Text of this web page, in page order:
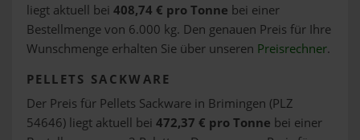
liegt aktuell bei 408,74 € pro Tonne bei einer
Bestellmenge von 6.000 kg. Den genauen Preis für Ihre
Wunschmenge erhalten Sie über unseren Preisrechner.
PELLETS SACKWARE
Der Preis für Pellets Sackware in Brimingen (PLZ
54646) liegt aktuell bei 472,37 € pro Tonne bei einer